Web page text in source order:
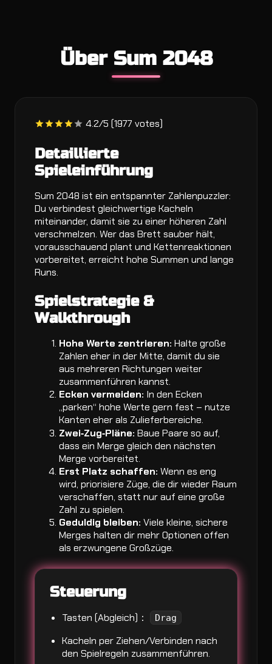
Über Sum 2048
4.2/5 (1977 votes)
Detaillierte
Spieleinführung
Sum 2048 ist ein entspannter Zahlenpuzzler:
Du verbindest gleichwertige Kacheln
miteinander, damit sie zu einer höheren Zahl
verschmelzen. Wer das Brett sauber hält,
vorausschauend plant und Kettenreaktionen
vorbereitet, erreicht hohe Summen und lange
Runs.
Spielstrategie &
Walkthrough
Hohe Werte zentrieren: Halte große
Zahlen eher in der Mitte, damit du sie
aus mehreren Richtungen weiter
zusammenführen kannst.
Ecken vermeiden: In den Ecken
„parken“ hohe Werte gern fest – nutze
Kanten eher als Zulieferbereiche.
Zwei‑Zug‑Pläne: Baue Paare so auf,
dass ein Merge gleich den nächsten
Merge vorbereitet.
Erst Platz schaffen: Wenn es eng
wird, priorisiere Züge, die dir wieder Raum
verschaffen, statt nur auf eine große
Zahl zu spielen.
Geduldig bleiben: Viele kleine, sichere
Merges halten dir mehr Optionen offen
als erzwungene Großzüge.
Steuerung
Tasten (Abgleich)： Drag
Kacheln per Ziehen/Verbinden nach
den Spielregeln zusammenführen.